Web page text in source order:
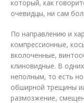
который, как
очевидцы, ни сам
По направлению и
компрессионные,
вколоченные,
клиновидные. В
неполным, то есть
обширной трещины
размозжение,